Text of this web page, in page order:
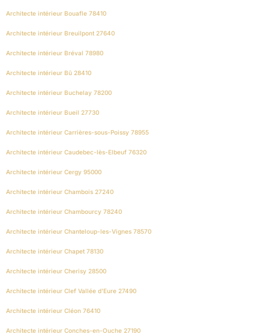
Architecte intérieur Bouafle 78410
Architecte intérieur Breuilpont 27640
Architecte intérieur Bréval 78980
Architecte intérieur Bû 28410
Architecte intérieur Buchelay 78200
Architecte intérieur Bueil 27730
Architecte intérieur Carrières-sous-Poissy 78955
Architecte intérieur Caudebec-lès-Elbeuf 76320
Architecte intérieur Cergy 95000
Architecte intérieur Chambois 27240
Architecte intérieur Chambourcy 78240
Architecte intérieur Chanteloup-les-Vignes 78570
Architecte intérieur Chapet 78130
Architecte intérieur Cherisy 28500
Architecte intérieur Clef Vallée d’Eure 27490
Architecte intérieur Cléon 76410
Architecte intérieur Conches-en-Ouche 27190